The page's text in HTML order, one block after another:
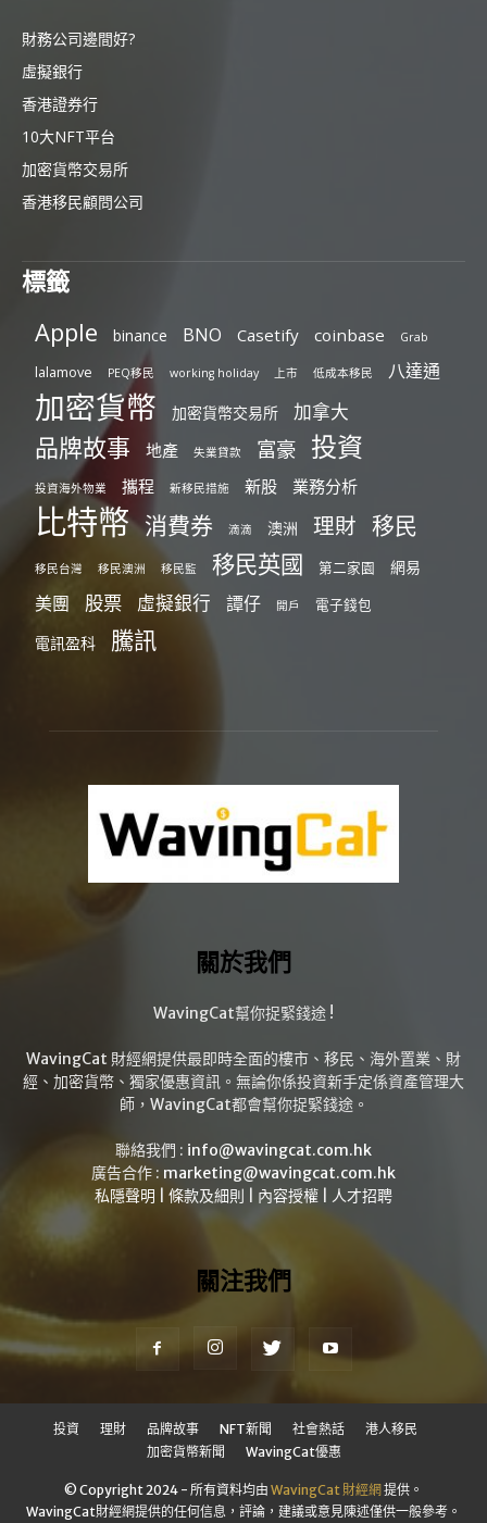
財務公司邊間好?
虛擬銀行
香港證券行
10大NFT平台
加密貨幣交易所
香港移民顧問公司
標籤
Apple binance BNO Casetify coinbase Grab
lalamove PEQ移民 working holiday 上市 低成本移民 八達通
加密貨幣 加密貨幣交易所 加拿大
品牌故事 地產 失業貸款 富豪 投資
投資海外物業 攜程 新移民措施 新股 業務分析
比特幣 消費券 滴滴 澳洲 理財 移民
移民台灣 移民澳洲 移民監 移民英國 第二家園 網易
美團 股票 虛擬銀行 譚仔 開戶 電子錢包
電訊盈科 騰訊
關於我們
WavingCat幫你捉緊錢途 !
WavingCat 財經網提供最即時全面的樓市、移民、海外置業、財
經、加密貨幣、獨家優惠資訊。無論你係投資新手定係資產管理大
師，WavingCat都會幫你捉緊錢途。
聯絡我們 : info@wavingcat.com.hk
廣告合作 : marketing@wavingcat.com.hk
私隱聲明
條款及細則 內容授權 人才招聘
關注我們
投資 理財 品牌故事 NFT新聞 社會熱話
港人移民
加密貨幣新聞
WavingCat優惠
© Copyright 2024 - 所有資料均由 WavingCat 財經網 提供。
WavingCat財經網提供的任何信息，評論，建議或意見陳述僅供一般參考。